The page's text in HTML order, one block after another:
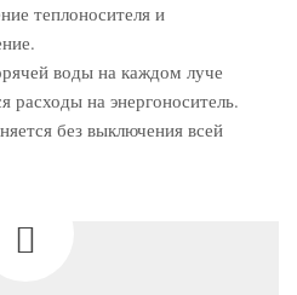
теплоносителя и
воды на каждом луче
на энергоноситель.
без выключения всей